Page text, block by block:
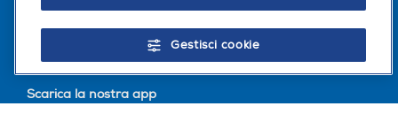
Scarica la nostra app
Gestisci cookie